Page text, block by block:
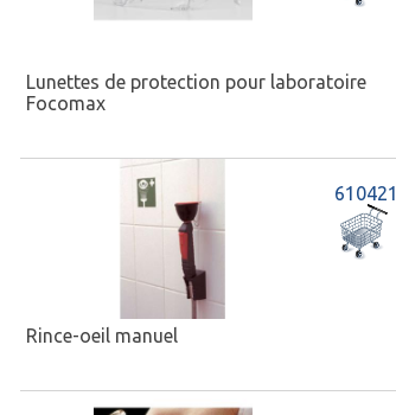
Lunettes de protection pour laboratoire
Focomax
610421
Rince-oeil manuel